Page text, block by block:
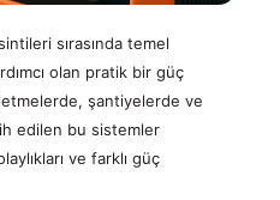
sırasında temel
olan pratik bir güç
şantiyelerde ve
edilen bu sistemler
ve farklı güç